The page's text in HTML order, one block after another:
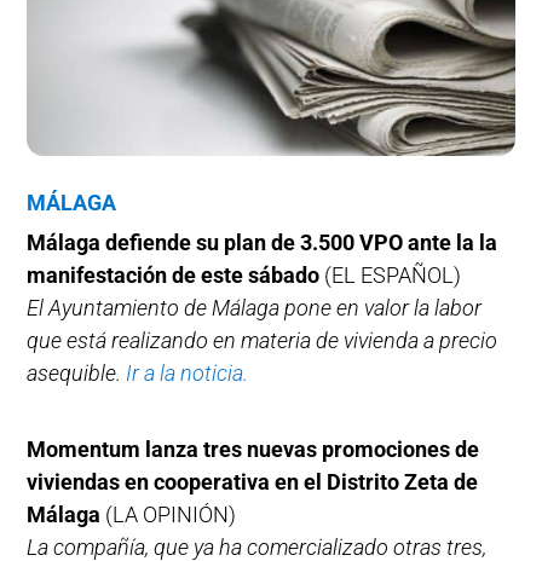
MÁLAGA
Málaga defiende su plan de 3.500 VPO ante la la
manifestación de este sábado (EL ESPAÑOL)
El Ayuntamiento de Málaga pone en valor la labor
que está realizando en materia de vivienda a precio
asequible. Ir a la noticia.
Momentum lanza tres nuevas promociones de
viviendas en cooperativa en el Distrito Zeta de
Málaga (LA OPINIÓN)
La compañía, que ya ha comercializado otras tres,